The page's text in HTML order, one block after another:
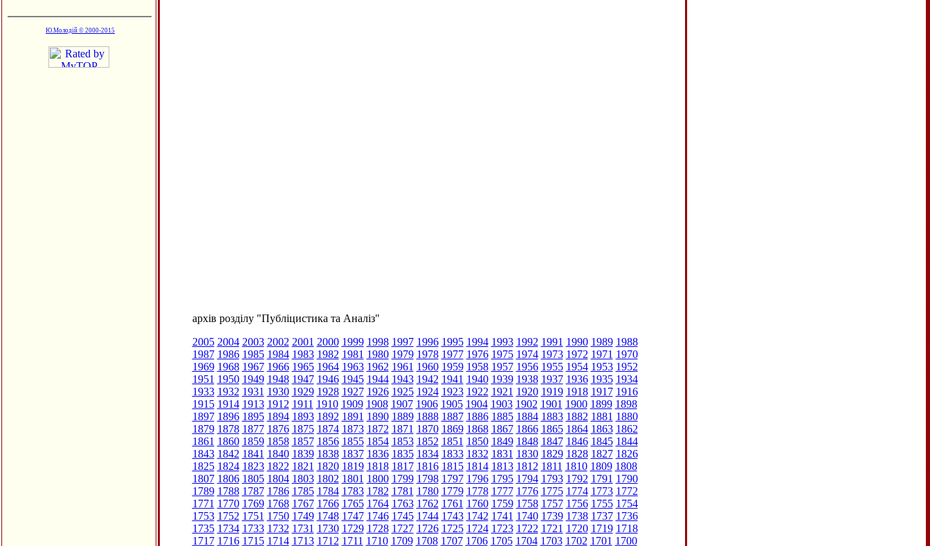
Ю.Молодій © 2000-2015
архів розділу "Публіцистика та Аналіз"
2005 2004 2003 2002 2001 2000 1999 1998 1997 1996 1995 1994 1993 1992 1991 1990 1989 1988
1987 1986 1985 1984 1983 1982 1981 1980 1979 1978 1977 1976 1975 1974 1973 1972 1971 1970
1969 1968 1967 1966 1965 1964 1963 1962 1961 1960 1959 1958 1957 1956 1955 1954 1953 1952
1951 1950 1949 1948 1947 1946 1945 1944 1943 1942 1941 1940 1939 1938 1937 1936 1935 1934
1933 1932 1931 1930 1929 1928 1927 1926 1925 1924 1923 1922 1921 1920 1919 1918 1917 1916
1915 1914 1913 1912 1911 1910 1909 1908 1907 1906 1905 1904 1903 1902 1901 1900 1899 1898
1897 1896 1895 1894 1893 1892 1891 1890 1889 1888 1887 1886 1885 1884 1883 1882 1881 1880
1879 1878 1877 1876 1875 1874 1873 1872 1871 1870 1869 1868 1867 1866 1865 1864 1863 1862
1861 1860 1859 1858 1857 1856 1855 1854 1853 1852 1851 1850 1849 1848 1847 1846 1845 1844
1843 1842 1841 1840 1839 1838 1837 1836 1835 1834 1833 1832 1831 1830 1829 1828 1827 1826
1825 1824 1823 1822 1821 1820 1819 1818 1817 1816 1815 1814 1813 1812 1811 1810 1809 1808
1807 1806 1805 1804 1803 1802 1801 1800 1799 1798 1797 1796 1795 1794 1793 1792 1791 1790
1789 1788 1787 1786 1785 1784 1783 1782 1781 1780 1779 1778 1777 1776 1775 1774 1773 1772
1771 1770 1769 1768 1767 1766 1765 1764 1763 1762 1761 1760 1759 1758 1757 1756 1755 1754
1753 1752 1751 1750 1749 1748 1747 1746 1745 1744 1743 1742 1741 1740 1739 1738 1737 1736
1735 1734 1733 1732 1731 1730 1729 1728 1727 1726 1725 1724 1723 1722 1721 1720 1719 1718
1717 1716 1715 1714 1713 1712 1711 1710 1709 1708 1707 1706 1705 1704 1703 1702 1701 1700